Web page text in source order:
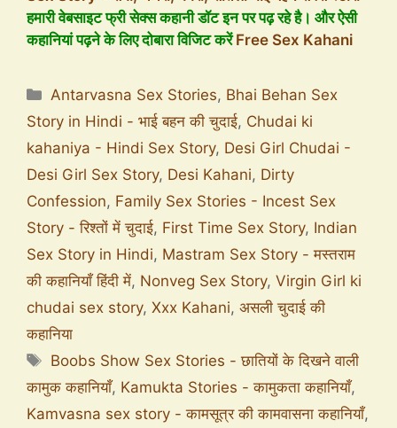
हमारी वेबसाइट फ्री सेक्स कहानी डॉट इन पर पढ़ रहे है। और ऐसी
कहानियां पढ़ने के लिए दोबारा विजिट करेंFree Sex Kahani
Antarvasna Sex Stories, Bhai Behan Sex
Story in Hindi - भाई बहन की चुदाई, Chudai ki
kahaniya - Hindi Sex Story, Desi Girl Chudai -
Desi Girl Sex Story, Desi Kahani, Dirty
Confession, Family Sex Stories - Incest Sex
Story - रिश्तों में चुदाई, First Time Sex Story, Indian
Sex Story in Hindi, Mastram Sex Story - मस्तराम
की कहानियाँ हिंदी में, Nonveg Sex Story, Virgin Girl ki
chudai sex story, Xxx Kahani, असली चुदाई की
कहानिया
Boobs Show Sex Stories - छातियों के दिखने वाली
कामुक कहानियाँ, Kamukta Stories - कामुकता कहानियाँ,
Kamvasna sex story - कामसूत्र की कामवासना कहानियाँ,